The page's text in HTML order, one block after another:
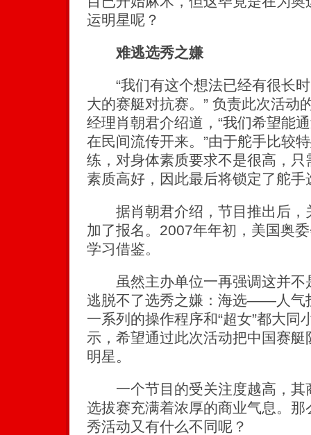
运明星呢？
难逃选秀之嫌
“我们有这个想法已经有很长时
大的赛艇对抗赛。” 负责此次活动
经理肖朝君介绍道，“我们希望能
在民间流传开来。”由于舵手比较
练，对身体素质要求不是很高，
素质高好，因此最后将锁定了舵手
据肖朝君介绍，节目推出后，
加了报名。2007年年初，美国奥
学习借鉴。
虽然主办单位一再强调这并不
逃脱不了选秀之嫌：海选——人
一系列的操作程序和“超女”都大同
示，希望通过此次活动把中国赛
明星。
一个节目的受关注度越高，其
选拔赛充满着浓厚的商业气息。
秀活动又有什么不同呢？